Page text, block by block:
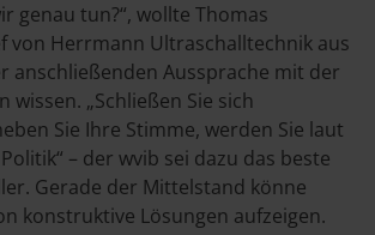
genau tun?“, wollte Thomas
von Herrmann Ultraschalltechnik aus
anschließenden Aussprache mit der
wissen. „Schließen Sie sich
Sie Ihre Stimme, werden Sie laut
– der wvib sei dazu das beste
Gerade der Mittelstand könne
konstruktive Lösungen aufzeigen.